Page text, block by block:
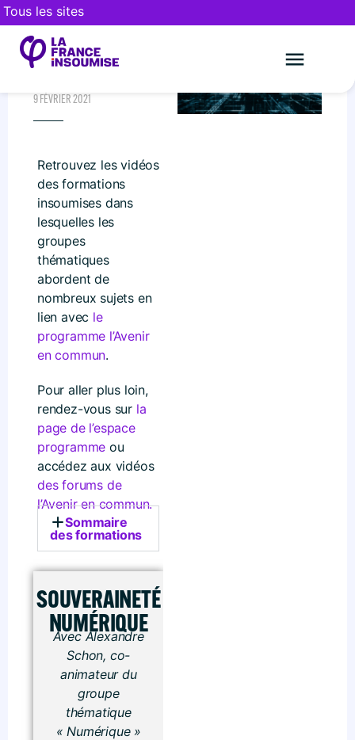
Tous les sites
LES FORMATIONS
INSOUMISES
9 FÉVRIER 2021
Retrouvez les vidéos
des formations
insoumises dans
lesquelles les
groupes
thématiques
abordent de
nombreux sujets en
lien avec le
programme l’Avenir
en commun.
Pour aller plus loin,
rendez-vous sur la
page de l’espace
programme ou
accédez aux vidéos
des forums de
l’Avenir en commun.
Sommaire
des formations
SOUVERAINETÉ
NUMÉRIQUE
Avec Alexandre
Schon, co-
animateur du
groupe
thématique
« Numérique »